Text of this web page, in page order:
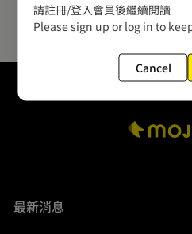
最新消息
請註冊/登入會員後繼續閱讀
Please sign up or log in to
Cancel